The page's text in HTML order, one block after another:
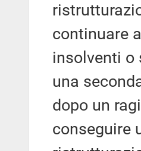
continuare
insolventi o
una
dopo un
conseguire